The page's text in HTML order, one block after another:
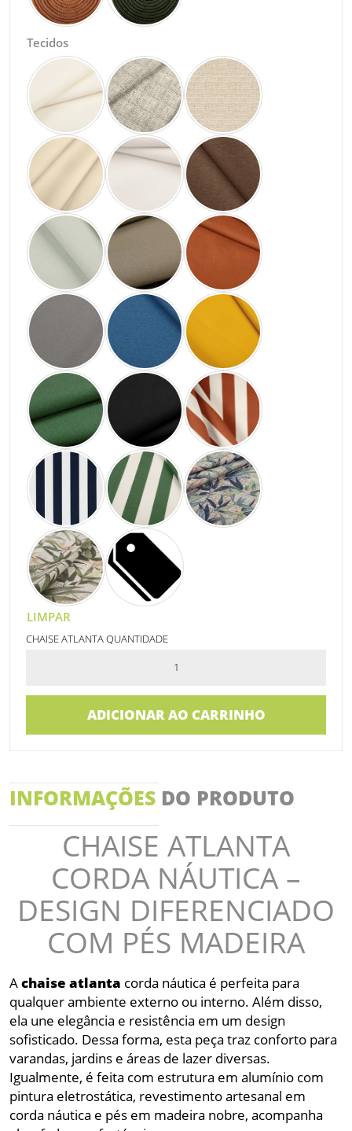
Tecidos
LIMPAR
CHAISE ATLANTA QUANTIDADE
ADICIONAR AO CARRINHO
INFORMAÇÕES DO PRODUTO
CHAISE ATLANTA
CORDA NÁUTICA –
DESIGN DIFERENCIADO
COM PÉS MADEIRA
Achaise atlanta corda náutica é perfeita para
qualquer ambiente externo ou interno. Além disso,
ela une elegância e resistência em um design
sofisticado. Dessa forma, esta peça traz conforto para
varandas, jardins e áreas de lazer diversas.
Igualmente, é feita com estrutura em alumínio com
pintura eletrostática, revestimento artesanal em
corda náutica e pés em madeira nobre, acompanha